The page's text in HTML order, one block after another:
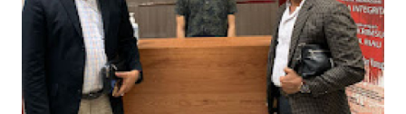
KONTAK
INFO